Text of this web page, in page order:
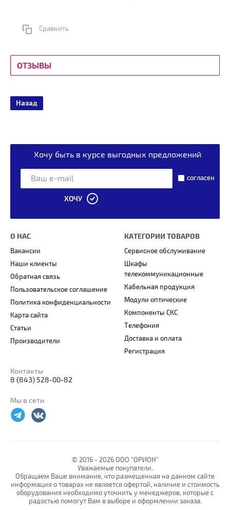
Сравнить
ОТЗЫВЫ
Назад
Хочу быть в курсе выгодных предложений
согласен
ХОЧУ
О НАС
Вакансии
Наши клиенты
Обратная связь
Пользовательское соглашение
Политика конфиденциальности
Карта сайта
Статьи
Производители
КАТЕГОРИИ ТОВАРОВ
Сервисное обслуживание
Шкафы
телекоммуникационные
Кабельная продукция
Модули оптические
Компоненты СКС
Телефония
Доставка и оплата
Регистрация
Контакты
8 (843) 528-00-82
Мы в сети
© 2016 - 2026 ООО "ОРИОН"
Уважаемые покупатели.
Обращаем Ваше внимание, что размещенная на данном сайте
информация о товарах не является офертой, наличие и стоимость
оборудования необходимо уточнить у менеджеров, которые с
радостью помогут Вам в выборе и оформлении заказа.